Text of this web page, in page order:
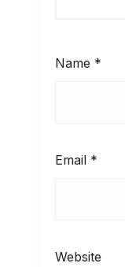
Name *
Email *
Website